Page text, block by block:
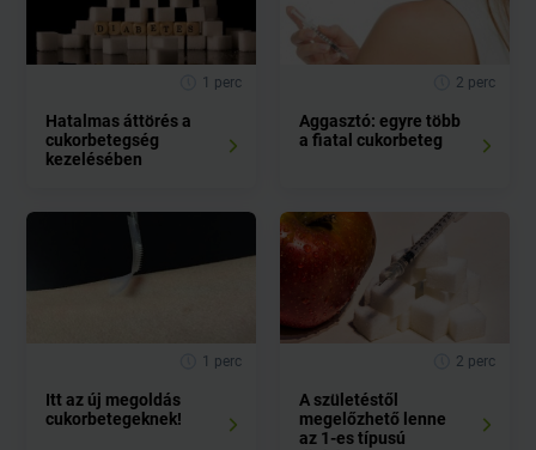
1 perc
Hatalmas áttörés a
cukorbetegség
kezelésében
2 perc
Aggasztó: egyre több
a fiatal cukorbeteg
1 perc
Itt az új megoldás
cukorbetegeknek!
2 perc
A születéstől
megelőzhető lenne
az 1-es típusú